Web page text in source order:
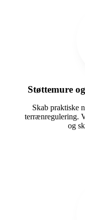
Støttemure
Skab praktiske
terrænregulering.
og